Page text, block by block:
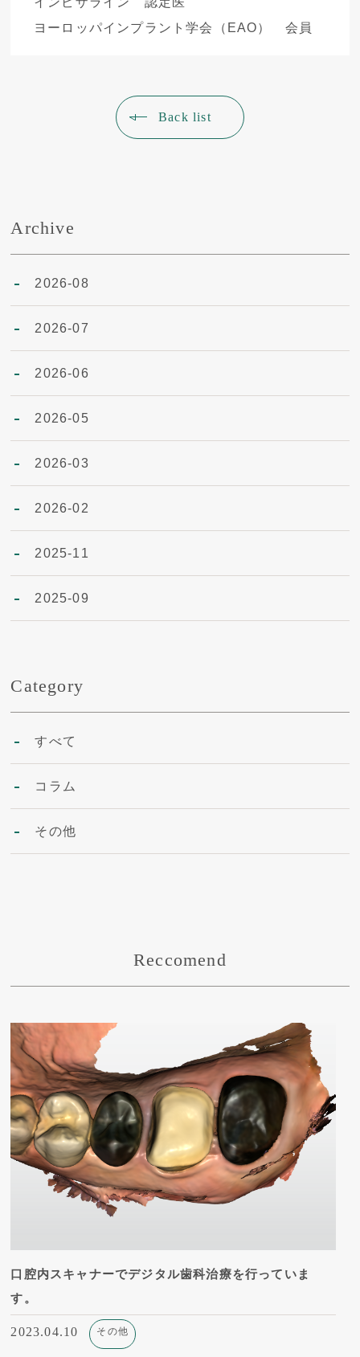
ヨーロッパインプラント学会（EAO） 会員
Back list
Archive
2026-08
2026-07
2026-06
2026-05
2026-03
2026-02
2025-11
2025-09
Category
すべて
コラム
その他
Reccomend
口腔内スキャナーでデジタル歯科治療を行っていま
す。
2023.04.10 その他